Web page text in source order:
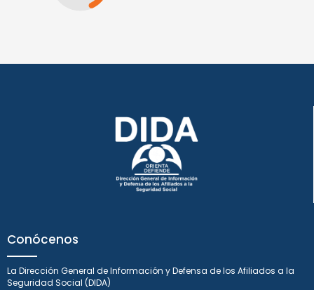
Conócenos
La Dirección General de Información y Defensa de los Afiliados a la
Seguridad Social (DIDA)